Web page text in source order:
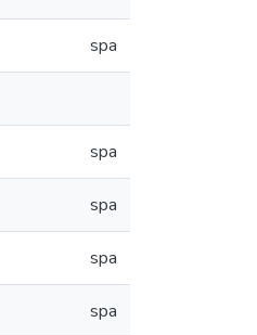
spa
spa
spa
spa
spa